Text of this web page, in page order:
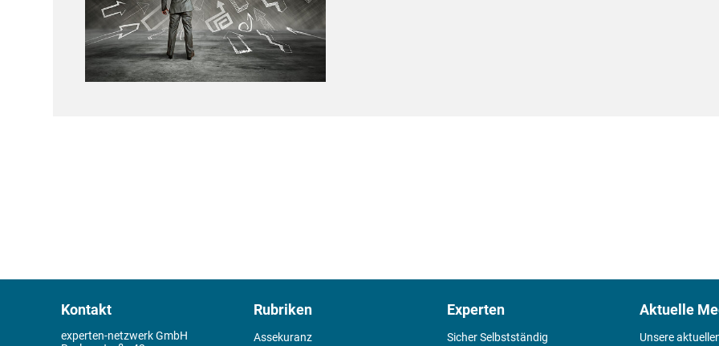
Kontakt
experten-netzwerk GmbH
Rubriken
Assekuranz
Experten
Sicher Selbstständig
Aktuelle
Unsere